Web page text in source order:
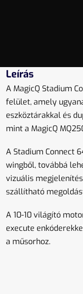
Leírás
A MagicQ Stadium
felület, amely
eszköztárakkal és
mint a MagicQ
A Stadium Connect
wingből, továbbá
vizuális
szállítható
A 10-10 világító
execute
a műsorhoz.